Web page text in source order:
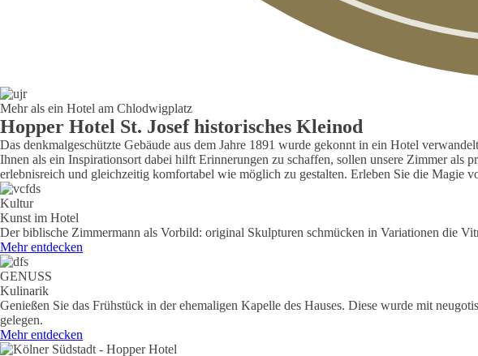
Mehr als ein Hotel am Chlodwigplatz
Hopper Hotel St. Josef historisches Kleinod
Das denkmalgeschützte Gebäude aus dem Jahre 1891 wurde gekonnt in ein Hotel
Ihnen als ein Inspirationsort dabei hilft Erinnerungen zu schaffen, sollen unsere Zimmer als
erlebnisreich und gleichzeitig komfortabel wie möglich zu gestalten. Erleben Sie die Magie
Kultur
Kunst im Hotel
Der biblische Zimmermann als Vorbild: original Skulpturen schmücken in Variationen die
Mehr entdecken
GENUSS
Kulinarik
Genießen Sie das Frühstück in der ehemaligen Kapelle des Hauses. Diese wurde mit
gelegen.
Mehr entdecken